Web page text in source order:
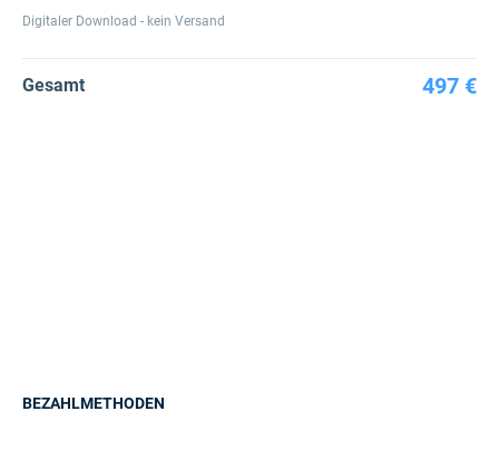
Digitaler Download - kein Versand
Gesamt 497 €
BEZAHLMETHODEN